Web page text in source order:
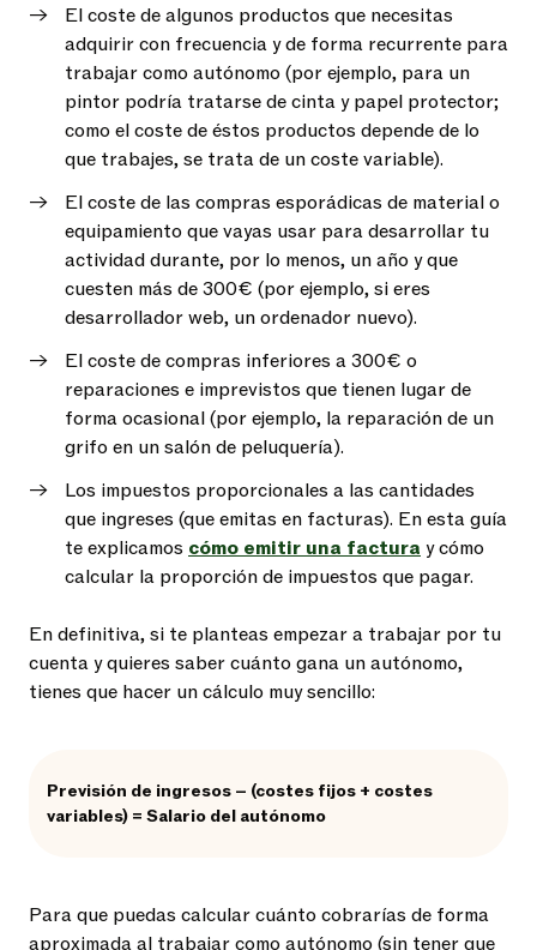
El coste de algunos productos que necesitas
adquirir con frecuencia y de forma recurrente para
trabajar como autónomo (por ejemplo, para un
pintor podría tratarse de cinta y papel protector;
como el coste de éstos productos depende de lo
que trabajes, se trata de un coste variable).
El coste de las compras esporádicas de material o
equipamiento que vayas usar para desarrollar tu
actividad durante, por lo menos, un año y que
cuesten más de 300€ (por ejemplo, si eres
desarrollador web, un ordenador nuevo).
El coste de compras inferiores a 300€ o
reparaciones e imprevistos que tienen lugar de
forma ocasional (por ejemplo, la reparación de un
grifo en un salón de peluquería).
Los impuestos proporcionales a las cantidades
que ingreses (que emitas en facturas). En esta guía
te explicamos cómo emitir una factura y cómo
calcular la proporción de impuestos que pagar.
En definitiva, si te planteas empezar a trabajar por tu
cuenta y quieres saber cuánto gana un autónomo,
tienes que hacer un cálculo muy sencillo:
Previsión de ingresos – (costes fijos + costes
variables) = Salario del autónomo
Para que puedas calcular cuánto cobrarías de forma
aproximada al trabajar como autónomo (sin tener que